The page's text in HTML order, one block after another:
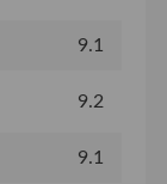
9.1
9.2
9.1